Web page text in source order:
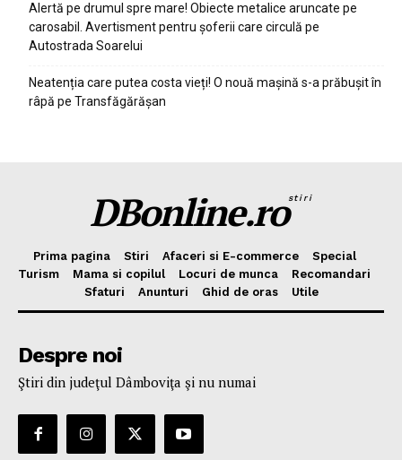
Alertă pe drumul spre mare! Obiecte metalice aruncate pe
carosabil. Avertisment pentru șoferii care circulă pe
Autostrada Soarelui
Neatenția care putea costa vieți! O nouă mașină s-a prăbușit în
râpă pe Transfăgărășan
DBonline.rostiri
Prima pagina Stiri Afaceri si E-commerce
Special
Turism
Mama si copilul Locuri de munca
Recomandari
Sfaturi
Anunturi Ghid de oras Utile
Despre noi
Ştiri din judeţul Dâmboviţa şi nu numai